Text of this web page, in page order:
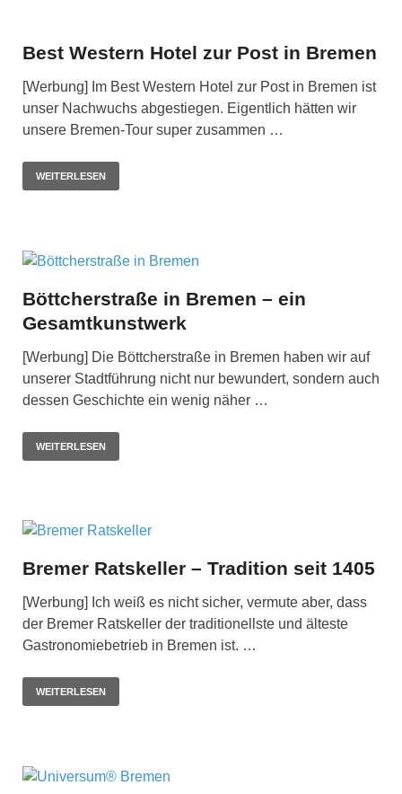
Best Western Hotel zur Post in Bremen
[Werbung] Im Best Western Hotel zur Post in Bremen ist
unser Nachwuchs abgestiegen. Eigentlich hätten wir
unsere Bremen-Tour super zusammen …
WEITERLESEN
Böttcherstraße in Bremen – ein
Gesamtkunstwerk
[Werbung] Die Böttcherstraße in Bremen haben wir auf
unserer Stadtführung nicht nur bewundert, sondern auch
dessen Geschichte ein wenig näher …
WEITERLESEN
Bremer Ratskeller – Tradition seit 1405
[Werbung] Ich weiß es nicht sicher, vermute aber, dass
der Bremer Ratskeller der traditionellste und älteste
Gastronomiebetrieb in Bremen ist. …
WEITERLESEN